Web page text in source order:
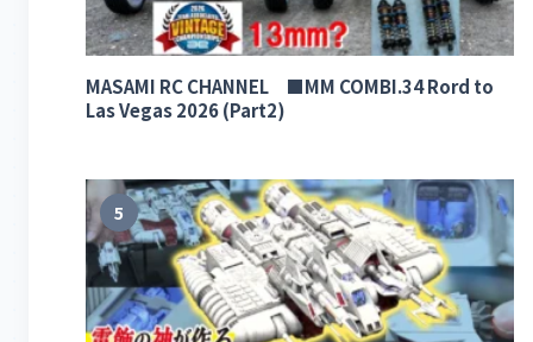
MASAMI RC CHANNEL ■MM COMBI.34 Rord to
Las Vegas 2026 (Part2)
5